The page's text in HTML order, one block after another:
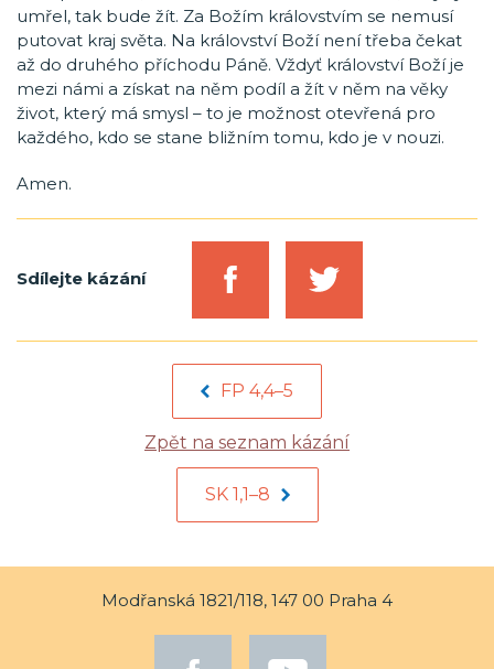
umřel, tak bude žít. Za Božím královstvím se nemusí
putovat kraj světa. Na království Boží není třeba čekat
až do druhého příchodu Páně. Vždyť království Boží je
mezi námi a získat na něm podíl a žít v něm na věky
život, který má smysl – to je možnost otevřená pro
každého, kdo se stane bližním tomu, kdo je v nouzi.
Amen.
Sdílejte kázání
FP 4,4–5
Zpět na seznam kázání
SK 1,1–8
Modřanská 1821/118, 147 00 Praha 4